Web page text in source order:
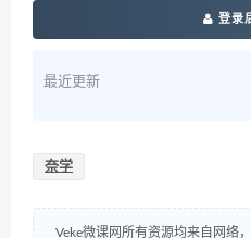
登录
最近更新
奈学
Veke微课网所有资源均来自网络